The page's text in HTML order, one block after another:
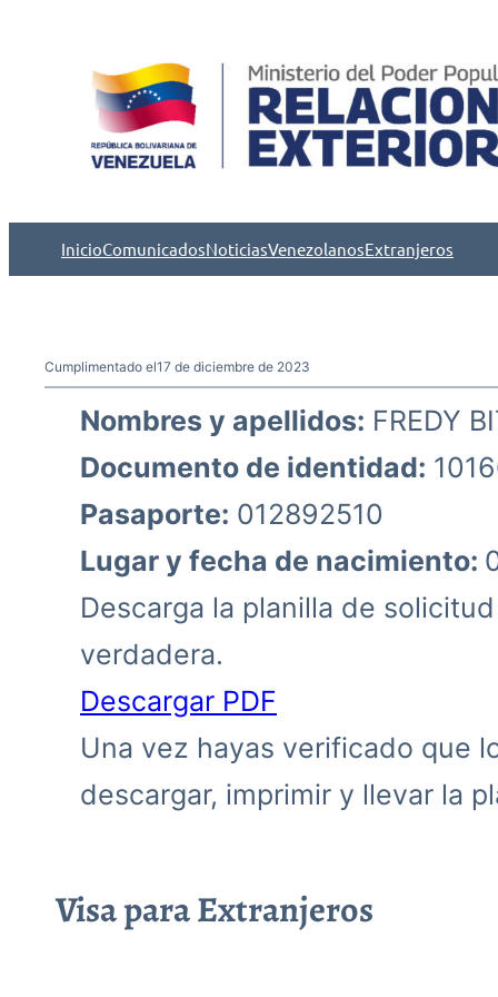
InicioComunicadosNoticiasVenezolanosExtranjeros
Cumplimentado el17 de diciembre de 2023
Nombres y apellidos: FREDY
Documento de identidad:
Pasaporte: 012892510
Lugar y fecha de nacimiento:
Descarga la planilla de
verdadera.
Descargar PDF
Una vez hayas verificado que
descargar, imprimir y llevar la
Visa para Extranjeros